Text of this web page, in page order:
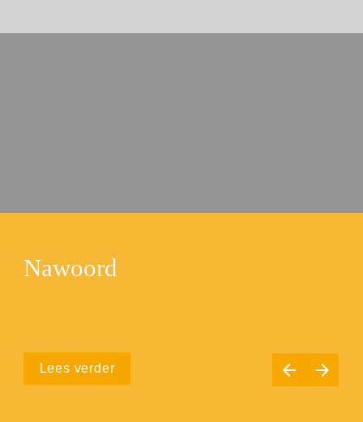
Nawoord
Lees verder